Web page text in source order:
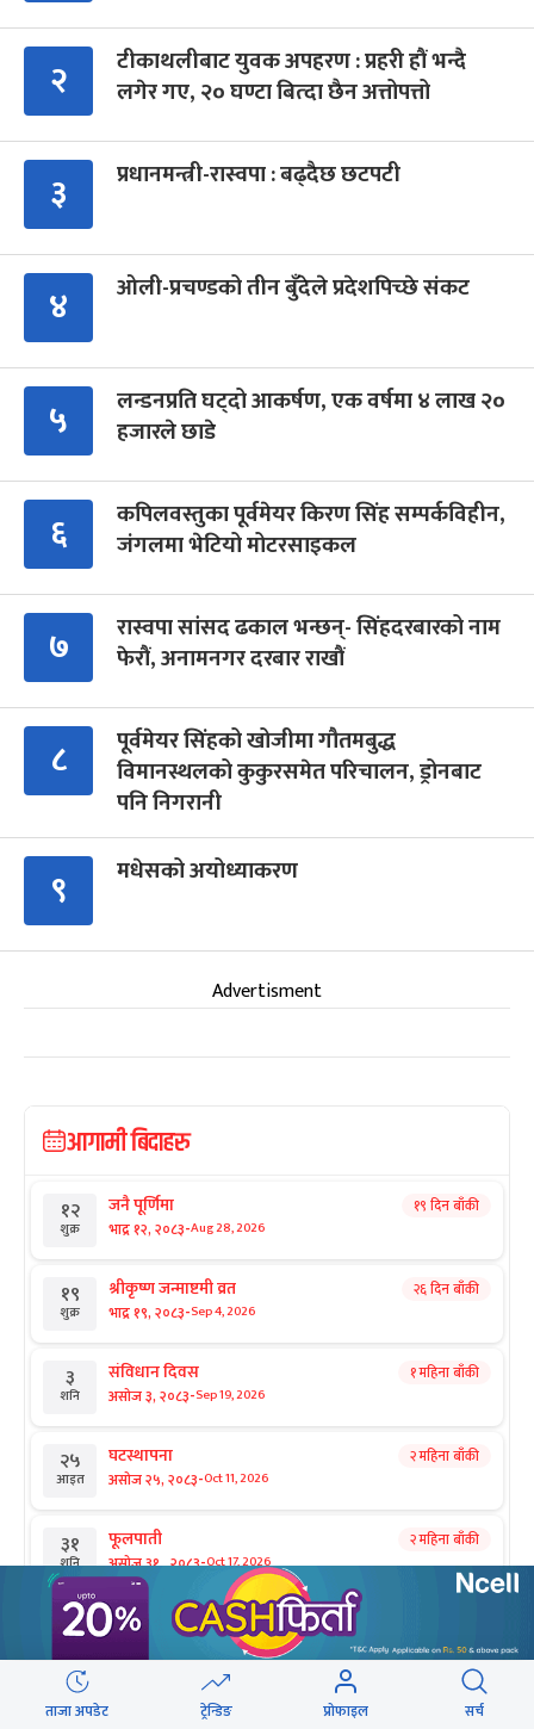
२
टीकाथलीबाट युवक अपहरण : प्रहरी हौं भन्दै
लगेर गए, २० घण्टा बित्दा छैन अत्तोपत्तो
३ प्रधानमन्त्री-रास्वपा : बढ्दैछ छटपटी
४ ओली-प्रचण्डको तीन बुँदेले प्रदेशपिच्छे संकट
५
लन्डनप्रति घट्दो आकर्षण, एक वर्षमा ४ लाख २०
हजारले छाडे
६
कपिलवस्तुका पूर्वमेयर किरण सिंह सम्पर्कविहीन,
जंगलमा भेटियो मोटरसाइकल
७
रास्वपा सांसद ढकाल भन्छन्- सिंहदरबारको नाम
फेरौं, अनामनगर दरबार राखौं
८
पूर्वमेयर सिंहको खोजीमा गौतमबुद्ध
विमानस्थलको कुकुरसमेत परिचालन, ड्रोनबाट
पनि निगरानी
९ मधेसको अयोध्याकरण
Advertisment
आगामी बिदाहरु
१२
शुक्र
जनै पूर्णिमा
भाद्र १२, २०८३-Aug 28, 2026
१९ दिन बाँकी
१९
शुक्र
श्रीकृष्ण जन्माष्टमी व्रत
भाद्र १९, २०८३-Sep 4, 2026
२६ दिन बाँकी
३
शनि
संविधान दिवस
असोज ३, २०८३-Sep 19, 2026
१ महिना बाँकी
२५
आइत
घटस्थापना
असोज २५, २०८३-Oct 11, 2026
२ महिना बाँकी
३१
शनि
फूलपाती
असोज ३१ , २०८३-Oct 17, 2026
२ महिना बाँकी
१ कार्तिक सङ्क्रान्ति
- Oct 18, 2026
३ २ महिना बाँकी
सिफारिस
ई–बिडिङ प्रकरण : विक्रम पाण्डेको
ताजा अपडेट ट्रेन्डिङ प्रोफाइल सर्च